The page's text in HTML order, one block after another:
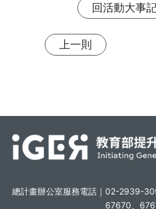
回活動大事
上一則
總計畫辦公室服務電話｜ 02-2939-
67670、